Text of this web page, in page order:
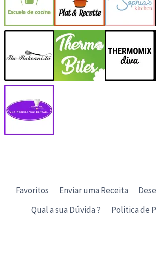
Favoritos Enviar uma Receita
Qual a sua Dúvida ?
Politica de